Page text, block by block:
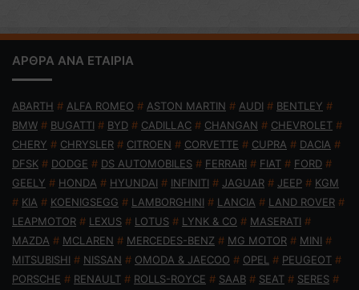
ΑΡΘΡΑ ΑΝΑ ΕΤΑΙΡΙΑ
ABARTH # ALFA ROMEO # ASTON MARTIN # AUDI # BENTLEY #
BMW # BUGATTI # BYD # CADILLAC # CHANGAN # CHEVROLET #
CHERY # CHRYSLER # CITROEN # CORVETTE # CUPRA # DACIA #
DFSK # DODGE # DS AUTOMOBILES # FERRARI # FIAT # FORD #
GEELY # HONDA # HYUNDAI # INFINITI # JAGUAR # JEEP # KGM
# KIA # KOENIGSEGG # LAMBORGHINI # LANCIA # LAND ROVER #
LEAPMOTOR # LEXUS # LOTUS # LYNK & CO # MASERATI #
MAZDA # MCLAREN # MERCEDES-BENZ # MG MOTOR # MINI #
MITSUBISHI # NISSAN # OMODA & JAECOO # OPEL # PEUGEOT #
PORSCHE # RENAULT # ROLLS-ROYCE # SAAB # SEAT # SERES #